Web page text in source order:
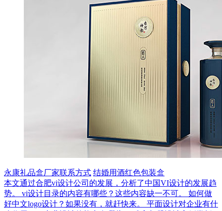
永康礼品盒厂家联系方式 结婚用酒红色包装盒
本文通过合肥vi设计公司的发展，分析了中国VI设计的发展趋
势。 vi设计目录的内容有哪些？这些内容缺一不可。 如何做
好中文logo设计？如果没有，就赶快来。 平面设计对企业有什